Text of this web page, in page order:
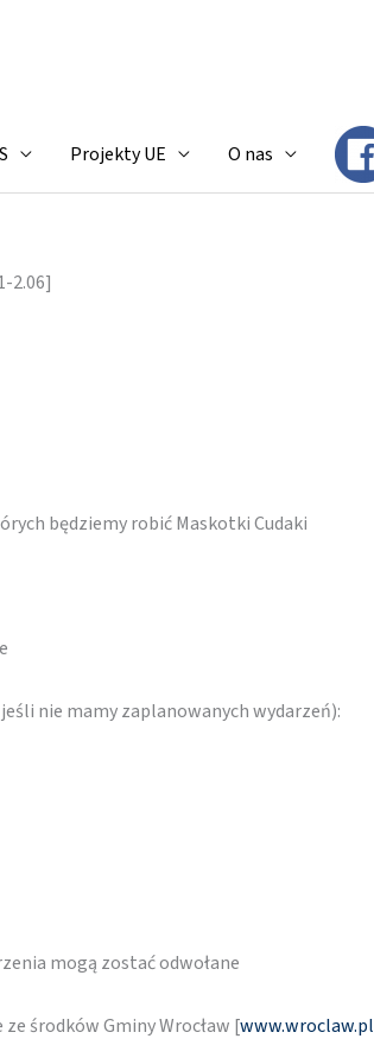
Projekty UE O nas
2.06]
będziemy robić Maskotki Cudaki
nie mamy zaplanowanych wydarzeń):
mogą zostać odwołane
środków Gminy Wrocław [www.wroclaw.pl